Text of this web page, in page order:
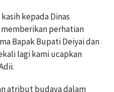
kepada Dinas
perhatian
Bapak Bupati Deiyai dan
lagi kami ucapkan
atribut budaya dalam